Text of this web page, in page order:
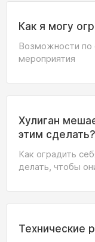
Как я могу
Возможности по
мероприятия
Хулиган
этим сделать?
Как оградить
делать, чтобы
Технические